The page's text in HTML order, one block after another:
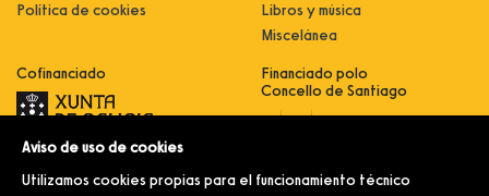
Política de cookies
Libros y música
Miscelánea
Cofinanciado
Innovación, dixitalización e
comercialización e expansión do
Financiado polo
Concello de Santiago
Aviso de uso de cookies
Utilizamos cookies propias para el funcionamiento técnico